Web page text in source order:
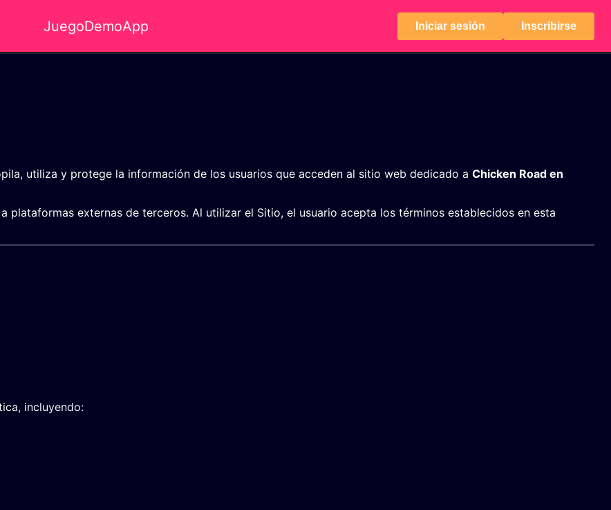
JuegoDemoApp Iniciar sesión Inscribirse
utiliza y protege la información de los usuarios que acceden al sitio web dedicado a Chicken Road en
plataformas externas de terceros. Al utilizar el Sitio, el usuario acepta los términos establecidos en esta
incluyendo: